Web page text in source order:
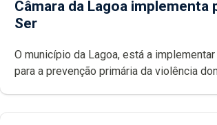
Câmara da Lagoa implementa
Ser
O município da Lagoa, está a implementar
para a prevenção primária da violência